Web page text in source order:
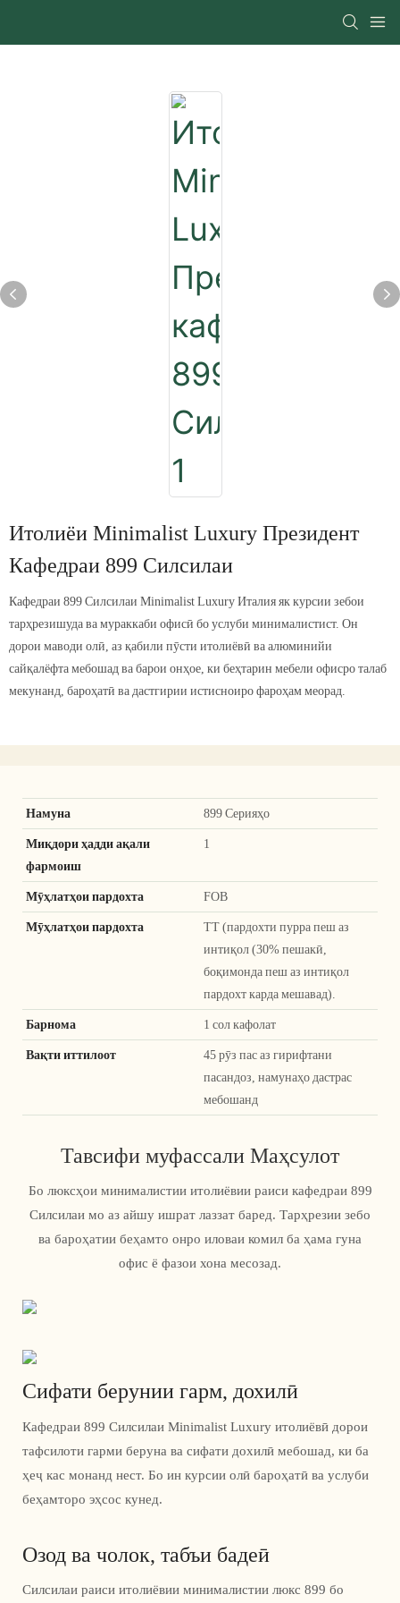
Итолиёи Minimalist Luxury Президент
Кафедраи 899 Силсилаи
Кафедраи 899 Силсилаи Minimalist Luxury Италия як курсии зебои
тарҳрезишуда ва мураккаби офисӣ бо услуби минималистист. Он
дорои маводи олӣ, аз қабили пӯсти итолиёвӣ ва алюминийи
сайқалёфта мебошад ва барои онҳое, ки беҳтарин мебели офисро талаб
мекунанд, бароҳатӣ ва дастгирии истисноиро фароҳам меорад.
Намуна 899 Серияҳо
Миқдори ҳадди ақали
фармоиш
1
Мӯҳлатҳои пардохта FOB
Мӯҳлатҳои пардохта
TT (пардохти пурра пеш аз
интиқол (30% пешакӣ,
боқимонда пеш аз интиқол
пардохт карда мешавад).
Барнома 1 сол кафолат
Вақти иттилоот
45 рӯз пас аз гирифтани
пасандоз, намунаҳо дастрас
мебошанд
Тавсифи муфассали Маҳсулот
Бо люксҳои минималистии итолиёвии раиси кафедраи 899
Силсилаи мо аз айшу ишрат лаззат баред. Тарҳрезии зебо
ва бароҳатии беҳамто онро иловаи комил ба ҳама гуна
офис ё фазои хона месозад.
Сифати берунии гарм, дохилӣ
Кафедраи 899 Силсилаи Minimalist Luxury итолиёвӣ дорои
тафсилоти гарми беруна ва сифати дохилӣ мебошад, ки ба
ҳеҷ кас монанд нест. Бо ин курсии олӣ бароҳатӣ ва услуби
беҳамторо эҳсос кунед.
Озод ва чолок, табъи бадеӣ
Силсилаи раиси итолиёвии минималистии люкс 899 бо